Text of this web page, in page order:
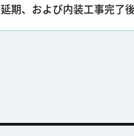
、および内装工事完了